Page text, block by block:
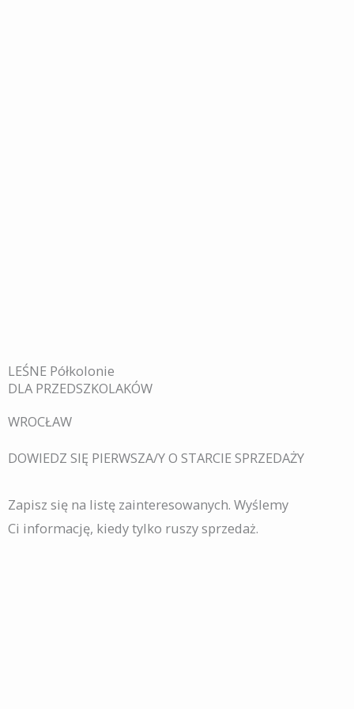
LEŚNE Półkolonie
DLA PRZEDSZKOLAKÓW
WROCŁAW
DOWIEDZ SIĘ PIERWSZA/Y O STARCIE SPRZEDAŻY
Zapisz się na listę zainteresowanych. Wyślemy
Ci informację, kiedy tylko ruszy sprzedaż.